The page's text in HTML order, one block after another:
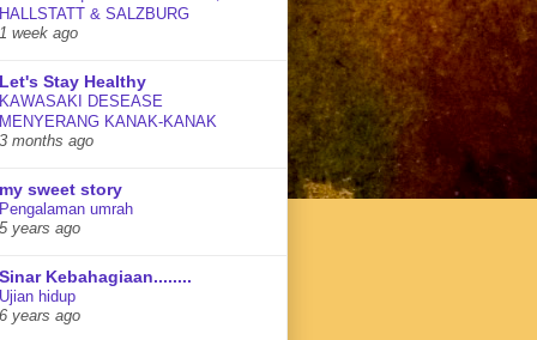
HALLSTATT & SALZBURG
1 week ago
Let's Stay Healthy
KAWASAKI DESEASE
MENYERANG KANAK-KANAK
3 months ago
my sweet story
Pengalaman umrah
5 years ago
Sinar Kebahagiaan........
Ujian hidup
6 years ago